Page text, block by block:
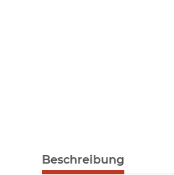
Beschreibung